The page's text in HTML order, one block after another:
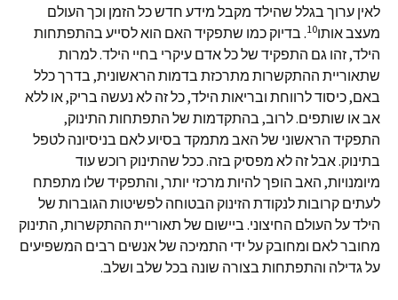
לאין ערוך בגלל שהילד מקבל מידע חדש כל הזמן וכך העולם
מעצב אותו10. בדיוק כמו שתפקיד האם הוא לסייע בהתפתחות
הילד, זהו גם התפקיד של כל אדם עיקרי בחיי הילד. למרות
שתאוריית ההתקשרות מתרכזת בדמות הראשונית, בדרך כלל
באם, כיסוד לרווחת ובריאות הילד, כל זה לא נעשה בריק, או ללא
אב או שותפים. לרוב, בהתקדמות של התפתחות התינוק,
התפקיד הראשוני של האב מתמקד בסיוע לאם בניסיונה לטפל
בתינוק. אבל זה לא מפסיק בזה. ככל שהתינוק רוכש עוד
מיומנויות, האב הופך להיות מרכזי יותר, והתפקיד שלו מתפתח
לעתים קרובות לנקודת הזינוק הבטוחה לפשיטות הגוברות של
הילד על העולם החיצוני. ביישום של תאוריית ההתקשרות, התינוק
מחובר לאם ומחובק על ידי התמיכה של אנשים רבים המשפיעים
על גדילה והתפתחות בצורה שונה בכל שלב ושלב.